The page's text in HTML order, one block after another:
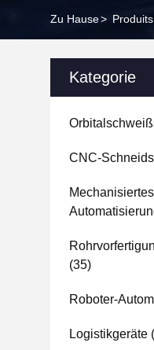
Zu Hause> Produits
Kategorie
CNC-
Mechanisiertes
(35)
Roboter-
Logistikgeräte